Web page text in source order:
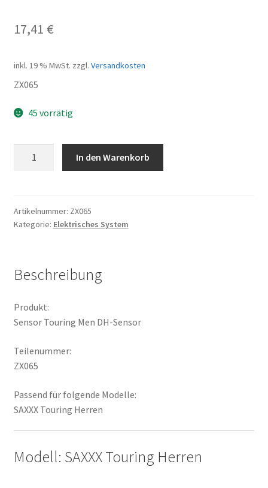
17,41 €
inkl. 19 % MwSt. zzgl. Versandkosten
ZX065
45 vorrätig
Sensor
Menge
In den Warenkorb
Artikelnummer: ZX065
Kategorie: Elektrisches System
Beschreibung
Produkt:
Sensor Touring Men DH-Sensor
Teilenummer:
ZX065
Passend für folgende Modelle:
SAXXX Touring Herren
Modell: SAXXX Touring Herren